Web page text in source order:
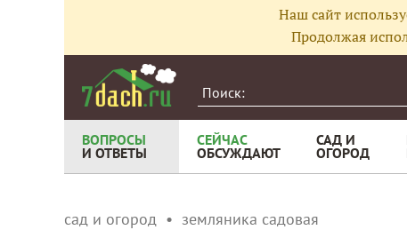
Наш сайт
Продолжая
ВОПРОСЫ
И ОТВЕТЫ
СЕЙЧАС
ОБСУЖДАЮТ
САД И
ОГОРОД
сад и огород земляника садовая